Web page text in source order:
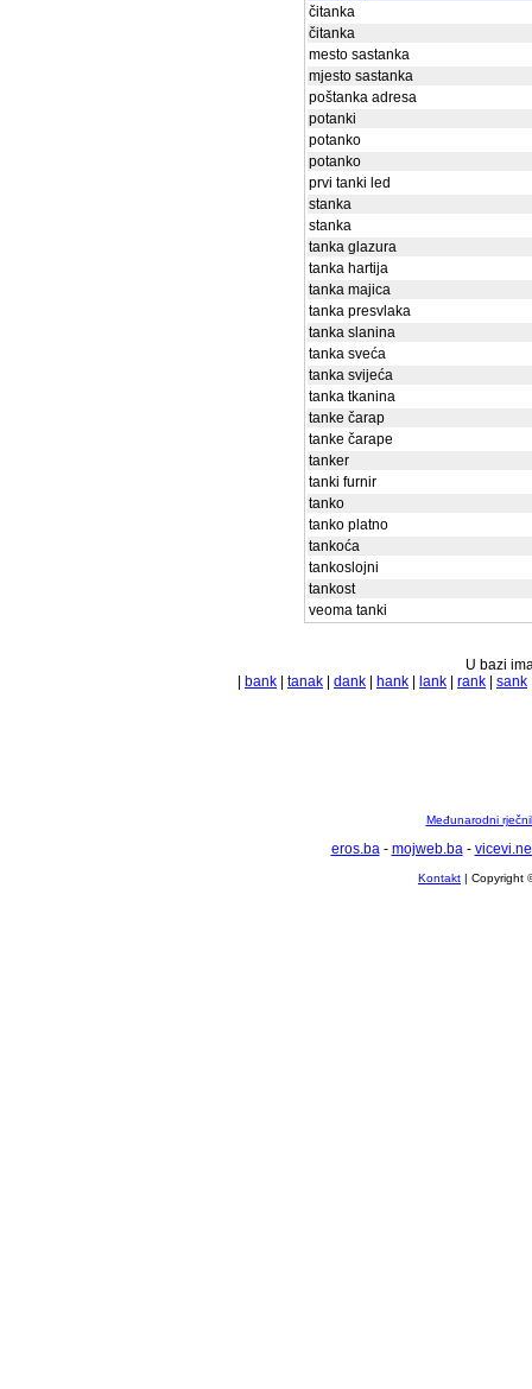
čitanka
čitanka
mesto sastanka
mjesto sastanka
poštanka adresa
potanki
potanko
potanko
prvi tanki led
stanka
stanka
tanka glazura
tanka hartija
tanka majica
tanka presvlaka
tanka slanina
tanka sveća
tanka svijeća
tanka tkanina
tanke čarap
tanke čarape
tanker
tanki furnir
tanko
tanko platno
tankoća
tankoslojni
tankost
veoma tanki
U bazi
bank tanak dank hank lank rank sank
Međunarodni
eros.ba- mojweb.ba-
Kontakt | Copyright